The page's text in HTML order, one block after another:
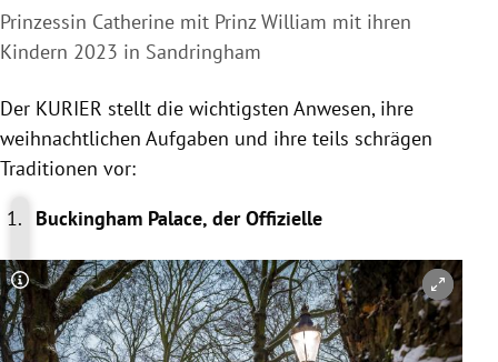
Prinzessin Catherine mit Prinz William mit ihren
Kindern 2023 in Sandringham
Der KURIER stellt die wichtigsten Anwesen, ihre
weihnachtlichen Aufgaben und ihre teils schrägen
Traditionen vor:
Buckingham Palace, der Offizielle
Copyright-Hinweis öffnen/schließen